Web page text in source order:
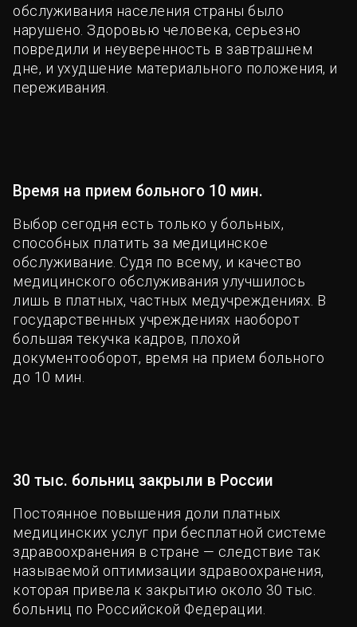
обслуживания населения страны было
нарушено. Здоровью человека, серьезно
повредили и неуверенность в завтрашнем
дне, и ухудшение материального положения, и
переживания.
Время на прием больного 10 мин.
Выбор сегодня есть только у больных,
способных платить за медицинское
обслуживание. Судя по всему, и качество
медицинского обслуживания улучшилось
лишь в платных, частных медучреждениях. В
государственных учреждениях наоборот
большая текучка кадров, плохой
документооборот, время на прием больного
до 10 мин.
30 тыс. больниц закрыли в России
Постоянное повышения доли платных
медицинских услуг при бесплатной системе
здравоохранения в стране — следствие так
называемой оптимизации здравоохранения,
которая привела к закрытию около 30 тыс.
больниц по Российской Федерации.